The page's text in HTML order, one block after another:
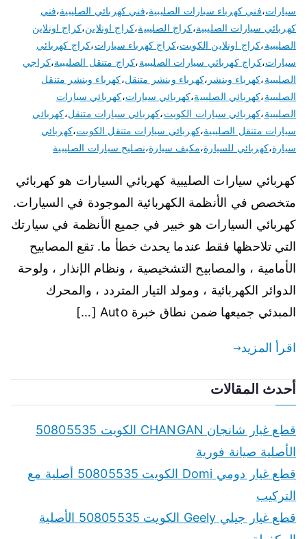
سيارات،فني كهرباء سيارات الصليبية،فني كهربائي الصليبية،فني
كهربائي سيارات الصليبية،كراج الصليبية،كراج اونلاين،كراج اونلاين
الصليبية،كراج اونلاين الكويت،كراج كهرباء سيارات،كراج كهربائي
سيارات،كراج كهربائي سيارات الصليبية،كراج متنقل الصليبية،كراجي
الصليبية،كهرباء وبنشر ،كهرباء وبنشر متنقل،كهرباء وبنشر متنقل
الصليبية،كهربائي الصليبية،كهربائي سيارات،كهربائي سيارات
الصليبية،كهربائي سيارات الكويت،كهربائي سيارات متنقل،كهربائي
سيارات متنقل الصليبية،كهربائي سيارات متنقل الكويت،كهربائي
سيارة،كهربائي للسيارة،مكيف سيارة،نصليح سيارات الصليبية
كهربائي سيارات الصليبية كهربائي السيارات هو كهربائي
متخصص في الأنظمة الكهربائية الموجودة في السيارات.
كهربائي السيارات هو خبير في جميع الأنظمة في سيارتك
التي تلاحظها فقط عندما يحدث خطأ ما. تقع المصابيح
الأمامية ، والمصابيح التشخيصية ، ونظام الإنذار ، ولوحة
الدوائر الكهربائية ، ومولد التيار المتردد ، والمحرك
المبدئي جميعها ضمن نطاق خبرة Auto […]
اقرأ المزيد
أحدث المقالات
قطع غيار شانجان CHANGAN الكويت 50805535
الأصلية صيانة فورية
قطع غيار دومي Domi الكويت 50805535 أصلية مع
التركيب
قطع غيار جيلي Geely الكويت 50805535 الأصلية